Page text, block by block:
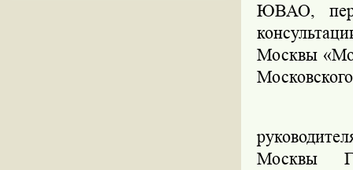
ЮВАО,
Москвы
Москвы